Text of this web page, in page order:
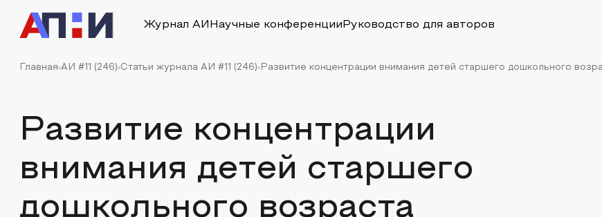
Журнал АИ Научные конференции Руководство для авторов
Главная АИ #11 (246) Статьи журнала АИ #11 (246) Развитие концентрации внимания детей старшего дошкольного
Развитие концентрации
внимания детей старшего
дошкольного возраста